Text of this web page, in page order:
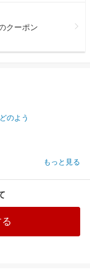
クーポン
のよう
もっと見る